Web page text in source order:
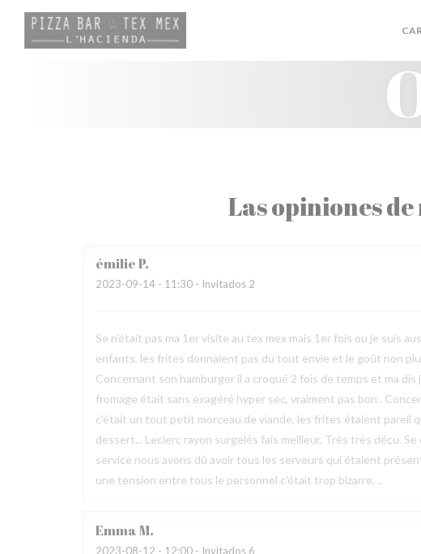
Personalización de sus opciones de cookies
Las opiniones
émilieP
2023-09-14 - 11:30 - Invitados 2
Se n'était pas ma 1er visite au tex mex mais 1er fois ou je suis
enfants, les frites donnaient pas du tout envie et le goût non
Concernant son hamburger il a croqué 2 fois de temps et ma
fromage était sans exagéré hyper sec, vraiment pas bon .
c'était un tout petit morceau de viande, les frites étaient pareil
dessert... Leclerc rayon surgelés fais meilleur. Très très déçu.
service nous avons dû avoir tous les serveurs qui étaient
une tension entre tous le personnel c'était trop bizarre. ..
EmmaM
2023-08-12 - 12:00 - Invitados 6